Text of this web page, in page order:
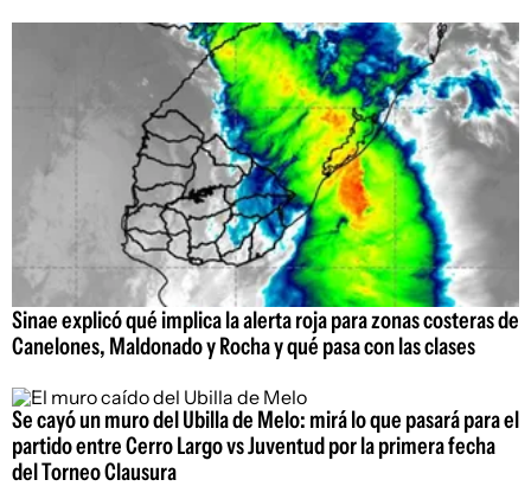
Sinae explicó qué implica la alerta roja para zonas costeras de
Canelones, Maldonado y Rocha y qué pasa con las clases
Se cayó un muro del Ubilla de Melo: mirá lo que pasará para el
partido entre Cerro Largo vs Juventud por la primera fecha
del Torneo Clausura